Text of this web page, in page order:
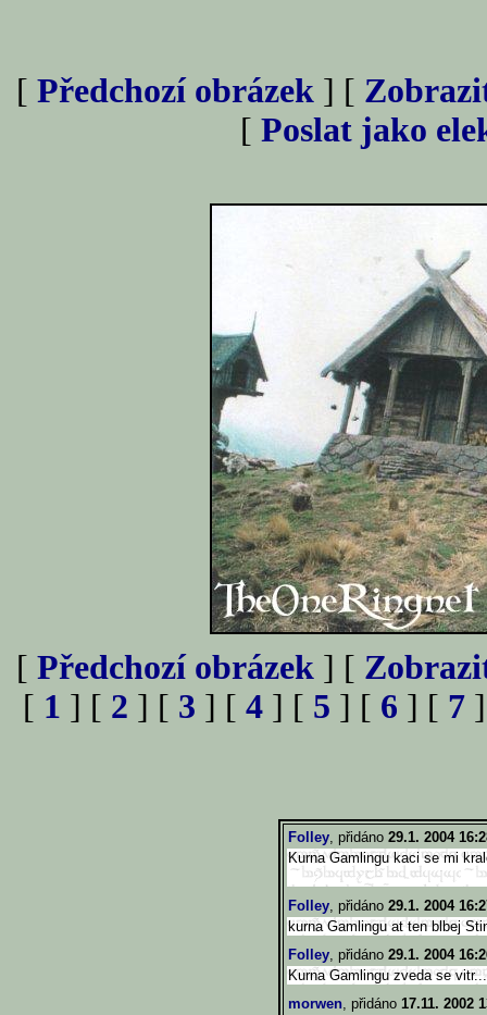
[ Předchozí obrázek ] [
[ Poslat jako
[ Předchozí obrázek ] [
[ 1 ] [ 2 ] [ 3 ] [ 4 ] [ 5 ] [ 6 ] [ 7
Folley, přidáno 29.1. 2004
Kurna Gamlingu kaci se mi
Folley, přidáno 29.1. 2004
kurna Gamlingu at ten blbej
Folley, přidáno 29.1. 2004
Kurna Gamlingu zveda se vitr...
morwen, přidáno 17.11. 2002